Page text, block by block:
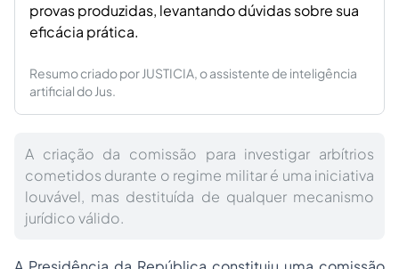
provas produzidas, levantando dúvidas sobre sua
eficácia prática.
Resumo criado por JUSTICIA, o assistente de inteligência
artificial do Jus.
A criação da comissão para investigar arbítrios
cometidos durante o regime militar é uma iniciativa
louvável, mas destituída de qualquer mecanismo
jurídico válido.